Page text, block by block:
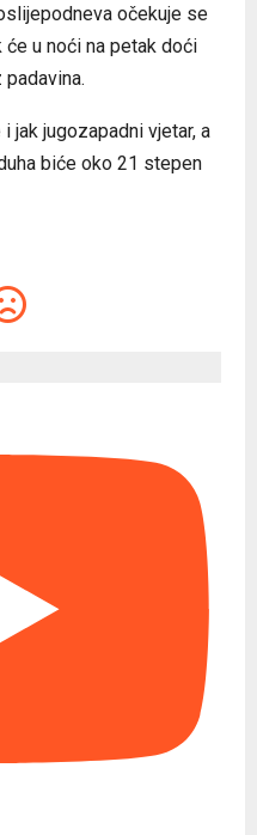
očekuje se
u noći na petak doći
jak jugozapadni vjetar, a
biće oko 21 stepen